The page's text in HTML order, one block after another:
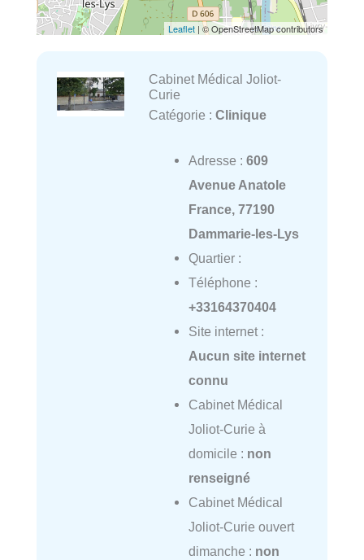
Leaflet | © OpenStreetMap contributors
Cabinet Médical Joliot-
Curie
Catégorie : Clinique
Adresse : 609
Avenue Anatole
France, 77190
Dammarie-les-Lys
Quartier :
Téléphone :
+33164370404
Site internet :
Aucun site internet
connu
Cabinet Médical
Joliot-Curie à
domicile : non
renseigné
Cabinet Médical
Joliot-Curie ouvert
dimanche : non